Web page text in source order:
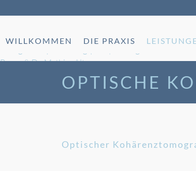
to
WILLKOMMEN DIE PRAXIS
OPTISCHE
Optischer